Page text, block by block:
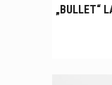
„BULLET“